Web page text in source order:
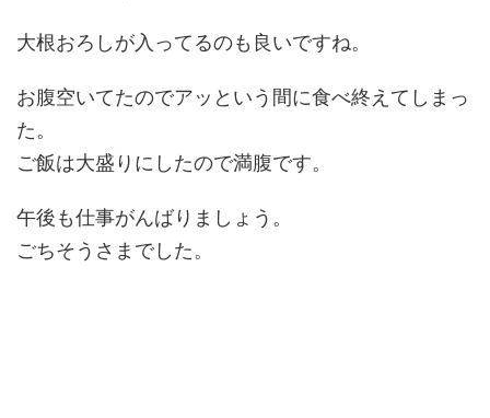
大根おろしが入ってるのも良いですね。
お腹空いてたのでアッという間に食べ終えてしまっ
た。
ご飯は大盛りにしたので満腹です。
午後も仕事がんばりましょう。
ごちそうさまでした。